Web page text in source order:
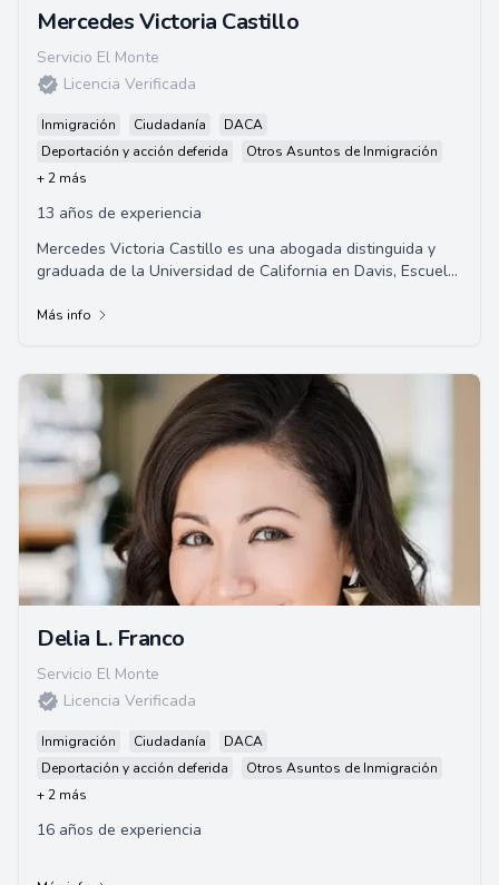
Mercedes Victoria Castillo
Servicio El Monte
Licencia Verificada
Inmigración Ciudadanía
DACA
Deportación y acción deferida
Otros Asuntos de Inmigración
+ 2 más
13 años de experiencia
Mercedes Victoria Castillo es una abogada distinguida y
graduada de la Universidad de California en Davis, Escuela
Más info
Delia L. Franco
Servicio El Monte
Licencia Verificada
Inmigración Ciudadanía
DACA
Deportación y acción deferida
Otros Asuntos de Inmigración
+ 2 más
16 años de experiencia